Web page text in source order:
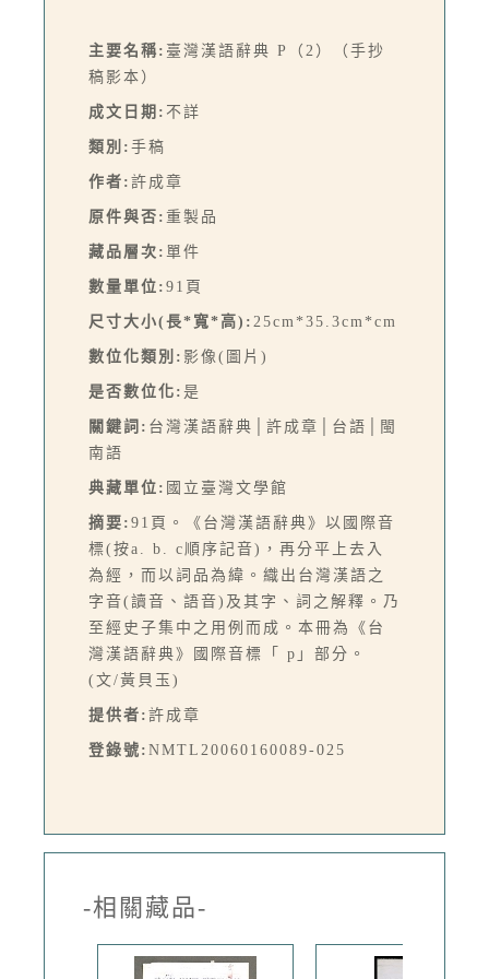
主要名稱: 臺灣漢語辭典 P（2）（手抄
稿影本）
成文日期: 不詳
類別: 手稿
作者: 許成章
原件與否: 重製品
藏品層次: 單件
數量單位: 91頁
尺寸大小(長*寬*高): 25cm*35.3cm*cm
數位化類別: 影像(圖片)
是否數位化: 是
關鍵詞: 台灣漢語辭典│許成章│台語│閩
南語
典藏單位: 國立臺灣文學館
摘要: 91頁。《台灣漢語辭典》以國際音
標(按a. b. c順序記音)，再分平上去入
為經，而以詞品為緯。織出台灣漢語之
字音(讀音、語音)及其字、詞之解釋。乃
至經史子集中之用例而成。本冊為《台
灣漢語辭典》國際音標「 p」部分。
(文/黃貝玉)
提供者: 許成章
登錄號: NMTL20060160089-025
-相關藏品-